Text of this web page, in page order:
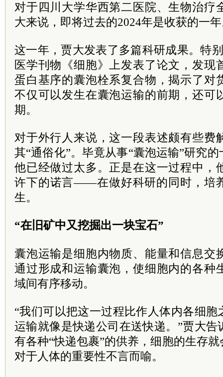
对于四川大学华西第二医院、生物治疗
大来说，即将过去的2024年是收获的一
这一年，贾大发表了多篇科研成果。特
医学刊物《细胞》上发表了论文，发现
蛋白基序的囊泡栓系复合物，揭示了对
不仅可以发生在囊泡运输的前期，还可
期。
对于外行人来说，这一段表述颇有些费
其“通俗化”。毕竟从事“囊泡运输”研究
他已经做过太多。正是在这一过程中，
许下的诺言——在做好科研的同时，培
生。
“在旧矿中又挖掘出一块宝石”
囊泡运输是细胞内物质、能量和信息交
通过形成和运输囊泡，使细胞内的各种
域间有序移动。
“我们可以把这一过程比作人体内各细
运输就像是快递公司在送快递。”贾大
有各种“快递包裹”的供养，细胞的生存
对于人体的重要性不言而喻。